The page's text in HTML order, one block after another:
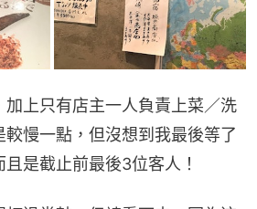
上只有店主一人負責上菜／洗
慢一點，但沒想到我最後等了
是截止前最後3位客人！